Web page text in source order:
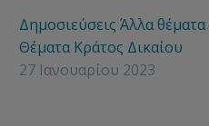
Δημοσιεύσεις Άλλα θέματα
Θέματα Κράτος Δικαίου
27 Ιανουαρίου 2023